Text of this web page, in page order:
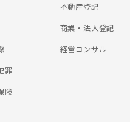
罪
険
不動産登記
商業・法人登記
経営コンサル